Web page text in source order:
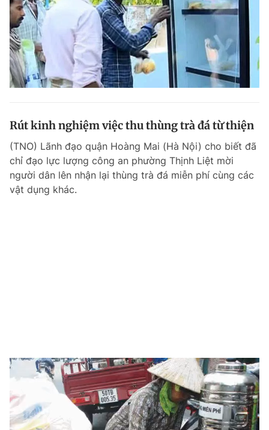
Rút kinh nghiệm việc thu thùng trà đá từ thiện
(TNO) Lãnh đạo quận Hoàng Mai (Hà Nội) cho biết đã
chỉ đạo lực lượng công an phường Thịnh Liệt mời
người dân lên nhận lại thùng trà đá miễn phí cùng các
vật dụng khác.